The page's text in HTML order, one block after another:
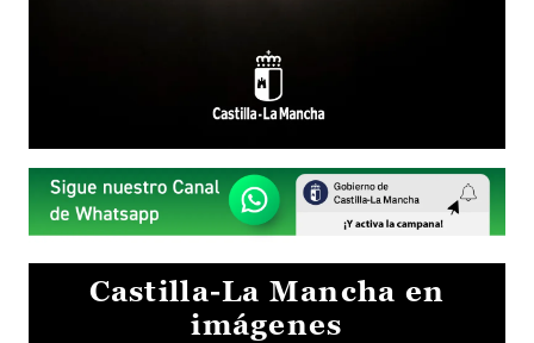
Castilla-La Mancha en
imágenes